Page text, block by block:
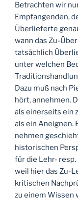
Betrachten wir
Empfangenden,
Überlieferte
wann das Zu-
tatsächlich
unter welchen
Dazu muß nach
hört, annehmen.
als einerseits ein
als ein Aneignen.
nehmen
historischen
für die Lehr-
weil hier das Zu-
kritischen
zu einem Wissen